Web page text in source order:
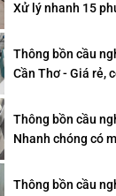
Xử lý nhanh 15
Thông bồn cầu
Cần Thơ - Giá rẻ,
Thông bồn cầu
Nhanh chóng có
Thông bồn cầu